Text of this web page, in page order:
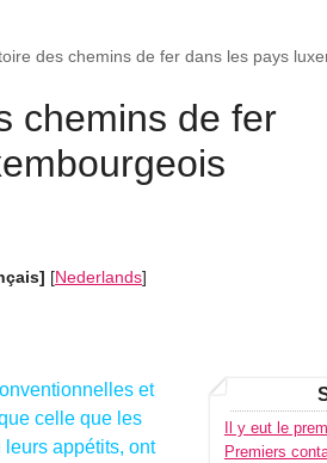
des chemins de fer dans les pays
chemins de fer
[Nederlands]
Il y eut le
Premiers
et
celle que les
appétits, ont